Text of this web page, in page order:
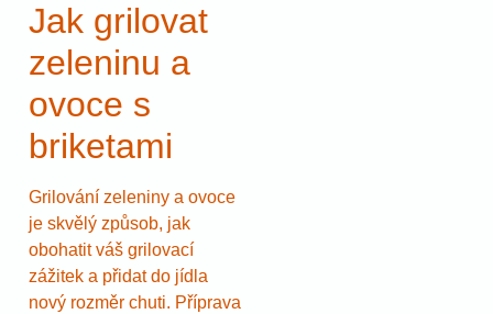
Jak grilovat
zeleninu a
ovoce s
briketami
Grilování zeleniny a ovoce
je skvělý způsob, jak
obohatit váš grilovací
zážitek a přidat do jídla
nový rozměr chuti. Příprava